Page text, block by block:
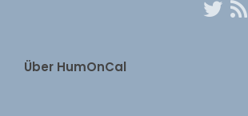
Über HumOnCal